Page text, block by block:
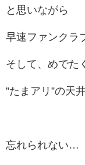
と思いながら
早速ファンクラ
そして、めでた
”たまアリ”の天
忘れられない…